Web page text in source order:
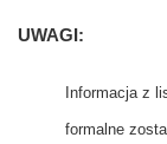
UWAGI:
Informacja z
formalne